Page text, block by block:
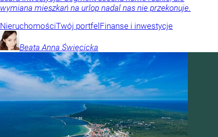
wymiana mieszkań na urlop nadal nas nie przekonuje.
NieruchomościTwój portfelFinanse i inwestycje
Beata Anna Święcicka